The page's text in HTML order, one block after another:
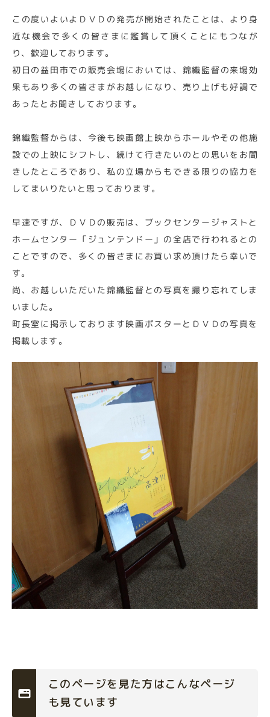
この度いよいよＤＶＤの発売が開始されたことは、より身
近な機会で多くの皆さまに鑑賞して頂くことにもつなが
り、歓迎しております。
初日の益田市での販売会場においては、錦織監督の来場効
果もあり多くの皆さまがお越しになり、売り上げも好調で
あったとお聞きしております。
錦織監督からは、今後も映画館上映からホールやその他施
設での上映にシフトし、続けて行きたいのとの思いをお聞
きしたところであり、私の立場からもできる限りの協力を
してまいりたいと思っております。
早速ですが、ＤＶＤの販売は、ブックセンタージャストと
ホームセンター「ジュンテンドー」の全店で行われるとの
ことですので、多くの皆さまにお買い求め頂けたら幸いで
す。
尚、お越しいただいた錦織監督との写真を撮り忘れてしま
いました。
町長室に掲示しております映画ポスターとＤＶＤの写真を
掲載します。
このページを見た方はこんなページ
も見ています